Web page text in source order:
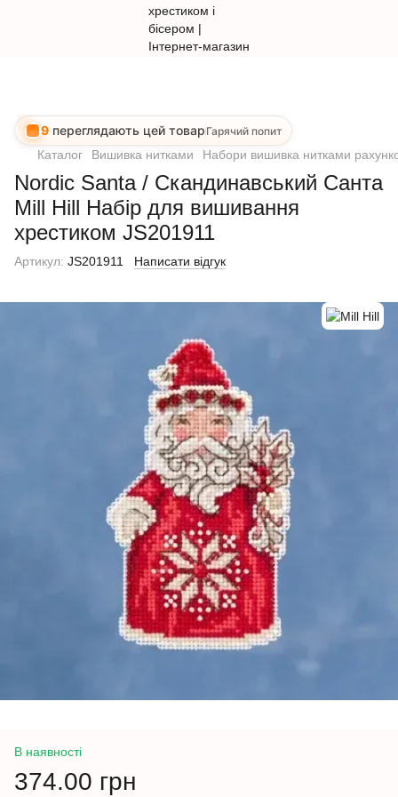
9 переглядають цей товар Гарячий попит
Каталог Вишивка нитками Набори вишивка нитками
Nordic Santa / Скандинавський Санта
Mill Hill Набір для вишивання
хрестиком JS201911
Артикул: JS201911 Написати відгук
В наявності
374.00 грн